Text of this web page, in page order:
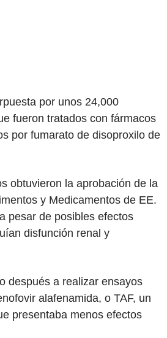
por unos 24,000
fueron tratados con fármacos
por fumarato de disoproxilo de
obtuvieron la aprobación de la
y Medicamentos de EE.
pesar de posibles efectos
disfunción renal y
después a realizar ensayos
alafenamida, o TAF, un
presentaba menos efectos